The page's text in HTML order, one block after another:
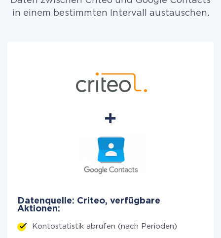
in einem bestimmten Intervall austauschen.
Datenquelle: Criteo, verfügbare
Aktionen:
Kontostatistik abrufen (nach Perioden)